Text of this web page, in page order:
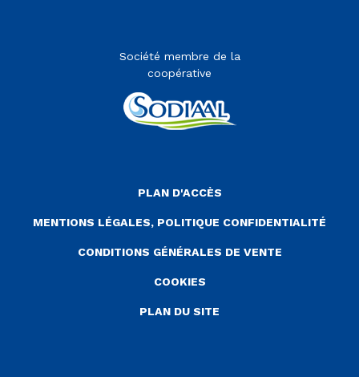
Société membre de la
coopérative
PLAN D'ACCÈS
MENTIONS LÉGALES, POLITIQUE CONFIDENTIALITÉ
CONDITIONS GÉNÉRALES DE VENTE
COOKIES
PLAN DU SITE